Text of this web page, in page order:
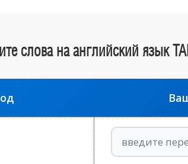
слова на английский -